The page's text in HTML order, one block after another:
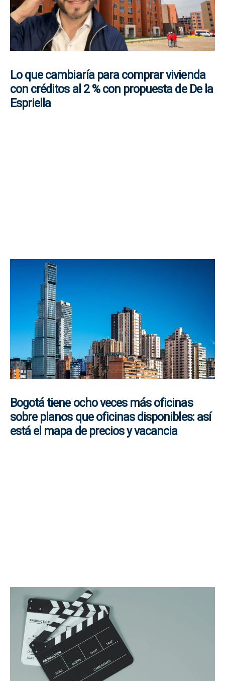
Lo que cambiaría para comprar vivienda
con créditos al 2 % con propuesta de De la
Espriella
Bogotá tiene ocho veces más oficinas
sobre planos que oficinas disponibles: así
está el mapa de precios y vacancia